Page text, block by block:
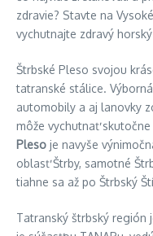
zdravie? Stavte na
vychutnajte zdravý
Štrbské Pleso svojou
tatranské stálice.
automobily a aj lanovky
môže vychutnať
Pleso je navyše
oblasť Štrby, samotné
tiahne sa až po Štrbský
Tatranský štrbský región